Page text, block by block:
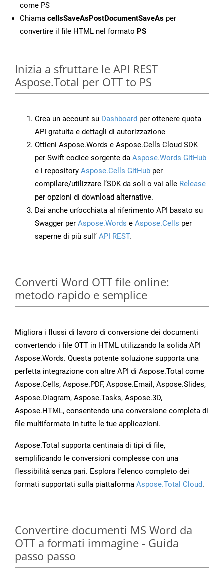
come PS
Chiama cellsSaveAsPostDocumentSaveAs per
convertire il file HTML nel formato PS
Inizia a sfruttare le API REST
Aspose.Total per OTT to PS
Crea un account su Dashboard per ottenere quota
API gratuita e dettagli di autorizzazione
Ottieni Aspose.Words e Aspose.Cells Cloud SDK
per Swift codice sorgente da Aspose.Words GitHub
e i repository Aspose.Cells GitHub per
compilare/utilizzare l’SDK da soli o vai alle Release
per opzioni di download alternative.
Dai anche un’occhiata al riferimento API basato su
Swagger per Aspose.Words e Aspose.Cells per
saperne di più sull’ API REST.
Converti Word OTT file online:
metodo rapido e semplice
Migliora i flussi di lavoro di conversione dei documenti
convertendo i file OTT in HTML utilizzando la solida API
Aspose.Words. Questa potente soluzione supporta una
perfetta integrazione con altre API di Aspose.Total come
Aspose.Cells, Aspose.PDF, Aspose.Email, Aspose.Slides,
Aspose.Diagram, Aspose.Tasks, Aspose.3D,
Aspose.HTML, consentendo una conversione completa di
file multiformato in tutte le tue applicazioni.
Aspose.Total supporta centinaia di tipi di file,
semplificando le conversioni complesse con una
flessibilità senza pari. Esplora l’elenco completo dei
formati supportati sulla piattaforma Aspose.Total Cloud.
Convertire documenti MS Word da
OTT a formati immagine - Guida
passo passo